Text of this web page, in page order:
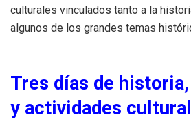
culturales vinculados tanto a la
algunos de los grandes temas
Tres días de
y actividades